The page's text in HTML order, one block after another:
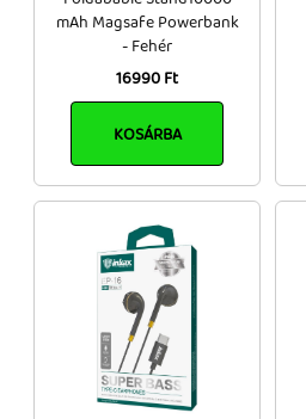
mAh Magsafe Powerbank
- Fehér
16990 Ft
KOSÁRBA